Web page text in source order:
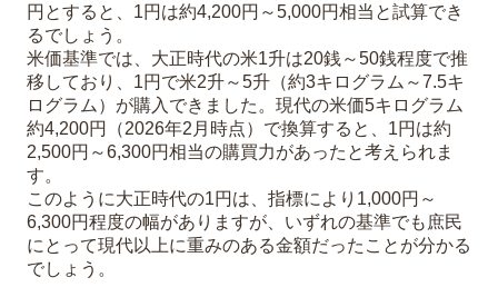
円とすると、1円は約4,200円～5,000円相当と試算でき
るでしょう。
米価基準では、大正時代の米1升は20銭～50銭程度で推
移しており、1円で米2升～5升（約3キログラム～7.5キ
ログラム）が購入できました。現代の米価5キログラム
約4,200円（2026年2月時点）で換算すると、1円は約
2,500円～6,300円相当の購買力があったと考えられま
す。
このように大正時代の1円は、指標により1,000円～
6,300円程度の幅がありますが、いずれの基準でも庶民
にとって現代以上に重みのある金額だったことが分かる
でしょう。